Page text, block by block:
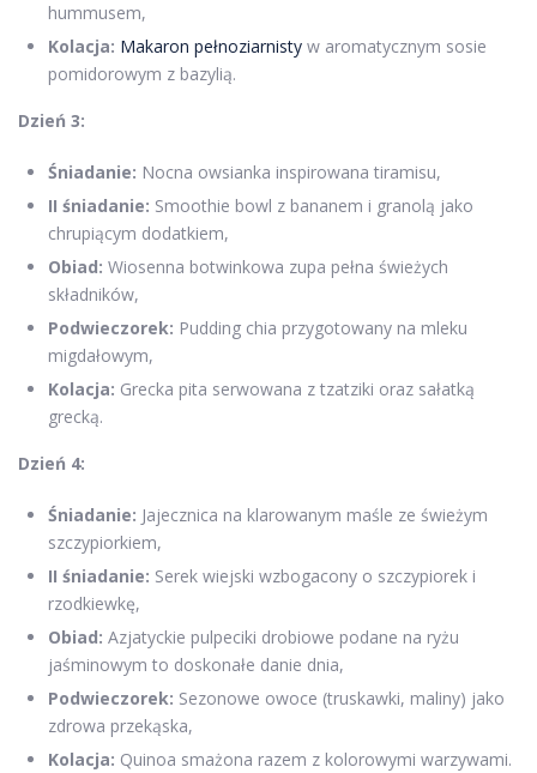
hummusem,
Kolacja: Makaron pełnoziarnisty w aromatycznym sosie
pomidorowym z bazylią.
Dzień 3:
Śniadanie: Nocna owsianka inspirowana tiramisu,
II śniadanie: Smoothie bowl z bananem i granolą jako
chrupiącym dodatkiem,
Obiad: Wiosenna botwinkowa zupa pełna świeżych
składników,
Podwieczorek: Pudding chia przygotowany na mleku
migdałowym,
Kolacja: Grecka pita serwowana z tzatziki oraz sałatką
grecką.
Dzień 4:
Śniadanie: Jajecznica na klarowanym maśle ze świeżym
szczypiorkiem,
II śniadanie: Serek wiejski wzbogacony o szczypiorek i
rzodkiewkę,
Obiad: Azjatyckie pulpeciki drobiowe podane na ryżu
jaśminowym to doskonałe danie dnia,
Podwieczorek: Sezonowe owoce (truskawki, maliny) jako
zdrowa przekąska,
Kolacja: Quinoa smażona razem z kolorowymi warzywami.